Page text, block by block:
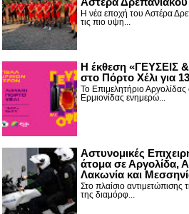
Η νέα εποχή του Αστέρα
τις πιο υψη...
Η έκθεση «ΓΕΥΣΕΙΣ
στο Πόρτο Χέλι για
Το Επιμελητήριο
Ερμιονίδας ενημερώ...
Αστυνομικές
άτομα σε Αργολίδα,
Λακωνία και
Στο πλαίσιο αντιμετώπισης
της διαμόρφ...